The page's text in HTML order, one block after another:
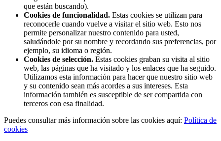
que están buscando).
Cookies de funcionalidad. Estas cookies se utilizan para
reconocerle cuando vuelve a visitar el sitio web. Esto nos
permite personalizar nuestro contenido para usted,
saludándole por su nombre y recordando sus preferencias, por
ejemplo, su idioma o región.
Cookies de selección. Estas cookies graban su visita al sitio
web, las páginas que ha visitado y los enlaces que ha seguido.
Utilizamos esta información para hacer que nuestro sitio web
y su contenido sean más acordes a sus intereses. Esta
información también es susceptible de ser compartida con
terceros con esa finalidad.
Puedes consultar más información sobre las cookies aquí: Política de
cookies